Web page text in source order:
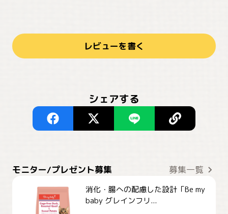
レビューを書く
シェアする
モニター/プレゼント募集 募集一覧
消化・腸への配慮した設計「Be my
baby グレインフリ...